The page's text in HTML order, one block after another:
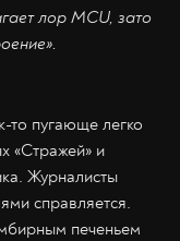
лор MCU, зато
то пугающе легко
«Стражей» и
Журналисты
справляется.
печеньем